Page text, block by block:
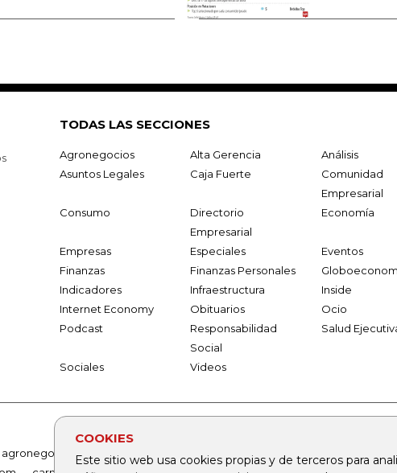
COOKIES
Este sitio web usa cookies propias y de terceros para
TODAS LAS SECCIONES
Agronegocios Alta Gerencia
Análisis
Asuntos Legales
Caja Fuerte
Comunidad
Empresarial
Consumo
Directorio
Empresarial
Economía
Empresas Especiales
Eventos
Finanzas
Finanzas Personales
Indicadores
Infraestructura
Inside
Internet Economy
Obituarios
Ocio
Podcast
Responsabilidad
Social
Salud
Sociales Videos
agronegocios.co empresas.larepublica.co firmasdeabogados.com